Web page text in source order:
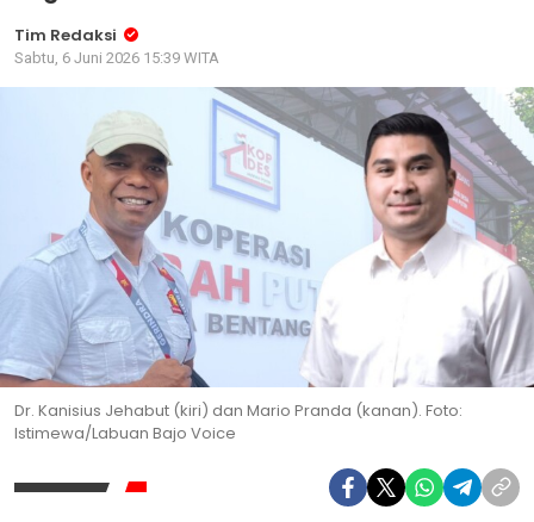
Tim Redaksi
Sabtu, 6 Juni 2026 15:39 WITA
Dr. Kanisius Jehabut (kiri) dan Mario Pranda (kanan). Foto:
Istimewa/Labuan Bajo Voice